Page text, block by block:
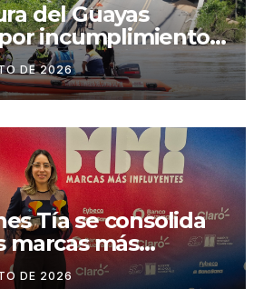
del Guayas
incumplimiento
a la
CONORTE y
en
del puente
Cornejo, en
DE 2026
Tía se consolida
marcas más
del Ecuador
DE 2026